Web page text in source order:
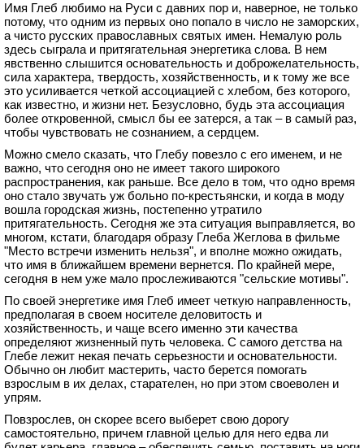
Имя Глеб любимо на Руси с давних пор и, наверное, не только
потому, что одним из первых оно попало в число не заморских,
а чисто русских православных святых имен. Немалую роль
здесь сыграла и притягательная энергетика слова. В нем
явственно слышится основательность и доброжелательность,
сила характера, твердость, хозяйственность, и к тому же все
это усиливается четкой ассоциацией с хлебом, без которого,
как известно, и жизни нет. Безусловно, будь эта ассоциация
более откровенной, смысл бы ее затерся, а так – в самый раз,
чтобы чувствовать не сознанием, а сердцем.
Можно смело сказать, что Глебу повезло с его именем, и не
важно, что сегодня оно не имеет такого широкого
распространения, как раньше. Все дело в том, что одно время
оно стало звучать уж больно по-крестьянски, и когда в моду
вошла городская жизнь, постепенно утратило
притягательность. Сегодня же эта ситуация выправляется, во
многом, кстати, благодаря образу Глеба Жеглова в фильме
"Место встречи изменить нельзя", и вполне можно ожидать,
что имя в ближайшем времени вернется. По крайней мере,
сегодня в нем уже мало прослеживаются "сельские мотивы".
По своей энергетике имя Глеб имеет четкую направленность,
предполагая в своем носителе деловитость и
хозяйственность, и чаще всего именно эти качества
определяют жизненный путь человека. С самого детства на
Глебе лежит некая печать серьезности и основательности.
Обычно он любит мастерить, часто берется помогать
взрослым в их делах, старателен, но при этом своеволен и
упрям.
Повзрослев, он скорее всего выберет свою дорогу
самостоятельно, причем главной целью для него едва ли